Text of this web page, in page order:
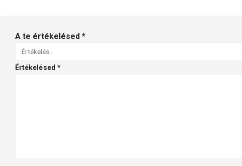
A te értékelésed *
Értékelésed *